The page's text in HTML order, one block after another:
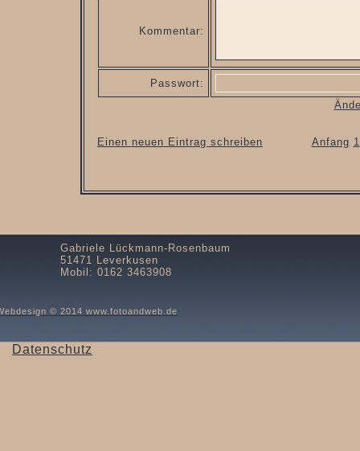
Kommentar:
Passwort:
Einen neuen Eintrag schreiben Anfang 1
Gabriele Lückmann-Rosenbaum
51471 Leverkusen
Mobil: 0162 3463908
© 2014 www.fotoandweb.de
Datenschutz